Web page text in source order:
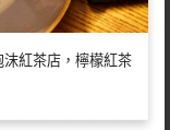
紅茶店，檸檬紅茶